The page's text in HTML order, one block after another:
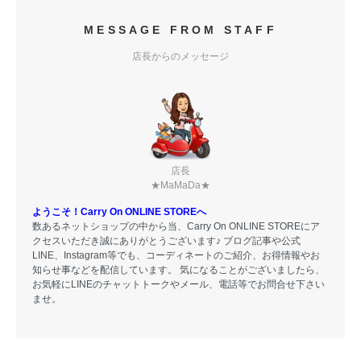
MESSAGE FROM STAFF
店長からのメッセージ
店長
★MaMaDa★
ようこそ！Carry On ONLINE STOREへ
数あるネットショップの中から当、Carry On ONLINE STOREにア
クセスいただき誠にありがとうございます♪ ブログ記事や公式
LINE、Instagram等でも、コーディネートのご紹介、お得情報やお
知らせ事などを配信しています。 気になることがございましたら、
お気軽にLINEのチャットトークやメール、電話等でお問合せ下さい
ませ。